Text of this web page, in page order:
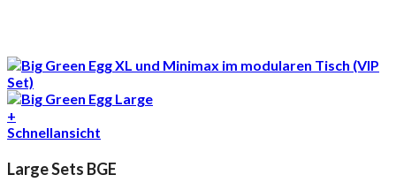
+
Schnellansicht
Large Sets BGE